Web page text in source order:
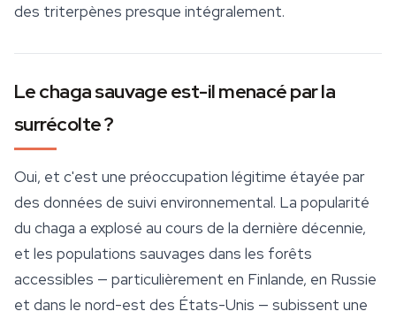
des triterpènes presque intégralement.
Le chaga sauvage est-il menacé par la
surrécolte ?
Oui, et c'est une préoccupation légitime étayée par
des données de suivi environnemental. La popularité
du chaga a explosé au cours de la dernière décennie,
et les populations sauvages dans les forêts
accessibles — particulièrement en Finlande, en Russie
et dans le nord-est des États-Unis — subissent une